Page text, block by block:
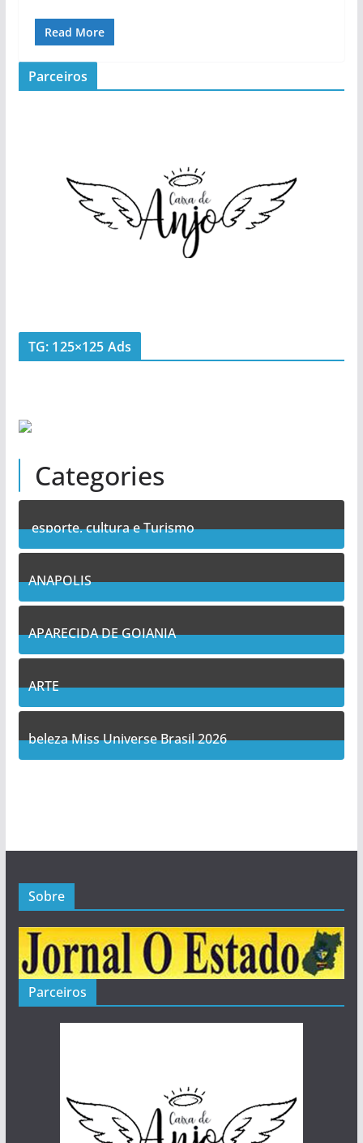
Read More
Parceiros
TG: 125×125 Ads
Categories
esporte, cultura e Turismo
7Posts
ANAPOLIS
11Posts
APARECIDA DE GOIANIA
14Posts
ARTE
5Posts
beleza Miss Universe Brasil 2026
Sobre
Parceiros